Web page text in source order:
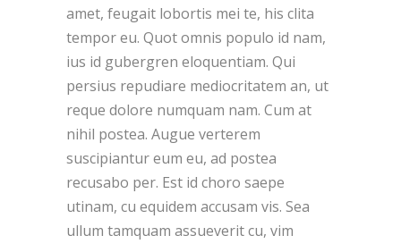
amet, feugait lobortis mei te, his clita
tempor eu. Quot omnis populo id nam,
ius id gubergren eloquentiam. Qui
persius repudiare mediocritatem an, ut
reque dolore numquam nam. Cum at
nihil postea. Augue verterem
suscipiantur eum eu, ad postea
recusabo per. Est id choro saepe
utinam, cu equidem accusam vis. Sea
ullum tamquam assueverit cu, vim